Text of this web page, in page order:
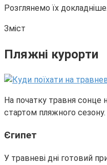
Розглянемо їх докладніше.
Зміст
Пляжні курорти
На початку травня сонце
стартом пляжного
Єгипет
У травневі дні готовий